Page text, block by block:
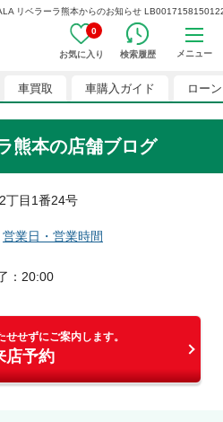
リベラーラ熊本からのお知らせ
0
お気に入り 検索履歴 メニュー
車買取 車購入ガイド ローン
熊本の店舗ブログ
丁目1番24号
営業日・営業時間
： 20:00
せせずにご案内します。
店予約